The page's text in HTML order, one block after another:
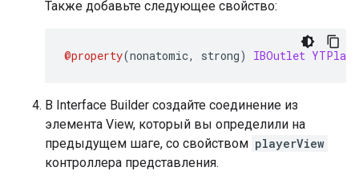
Также добавьте следующее свойство:
@property(nonatomic, strong) IBOutlet
В Interface Builder создайте соединение из
элемента View, который вы определили на
предыдущем шаге, со свойством playerView
контроллера представления.